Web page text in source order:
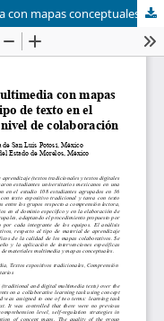
El aprendizaje colaborativo multimedia con mapas conceptuales: efectos del tipo de texto en el rendimiento en la tarea y en el nivel de colaboración